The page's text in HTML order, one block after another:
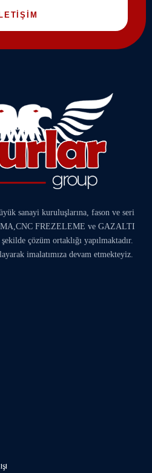
sanayi kuruluşlarına, fason ve seri
CNC FREZELEME ve GAZALTI
çözüm ortaklığı yapılmaktadır.
imalatımıza devam etmekteyiz.